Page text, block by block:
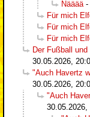
Nääää -
Für mich
Für mich
Für mich
Der Fußball
30.05.2026,
"Auch Havertz
30.05.2026,
"Auch
30.05.2026,